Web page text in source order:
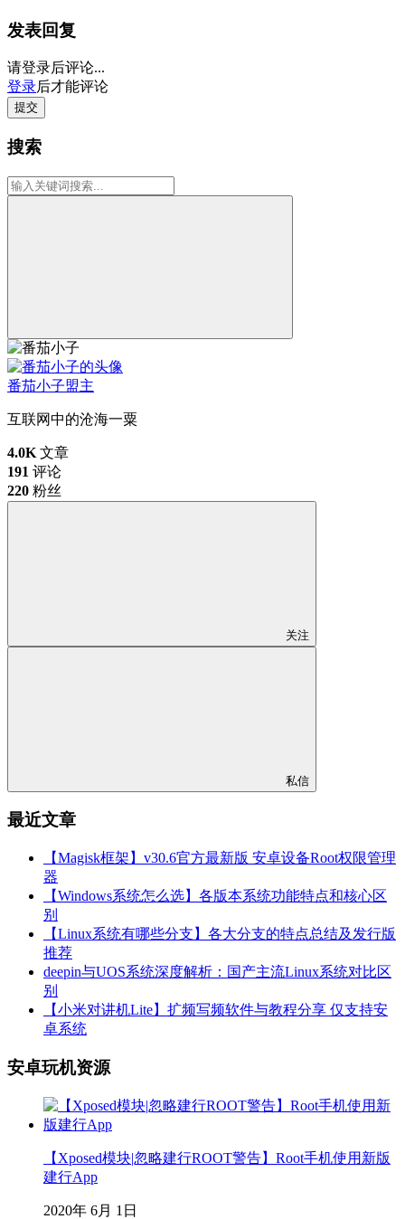
发表回复
请登录后评论...
登录后才能评论
提交
搜索
番茄小子盟主
互联网中的沧海一粟
4.0K 文章
191 评论
220 粉丝
关注
私信
最近文章
【Magisk框架】v30.6官方最新版 安卓设备Root权限管理
器
【Windows系统怎么选】各版本系统功能特点和核心区
别
【Linux系统有哪些分支】各大分支的特点总结及发行版
推荐
deepin与UOS系统深度解析：国产主流Linux系统对比区
别
【小米对讲机Lite】扩频写频软件与教程分享 仅支持安
卓系统
安卓玩机资源
【Xposed模块|忽略建行ROOT警告】Root手机使用新版
建行App
2020年 6月 1日